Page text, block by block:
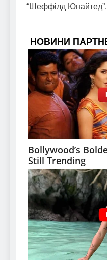
“Шеффілд Юнайтед”.